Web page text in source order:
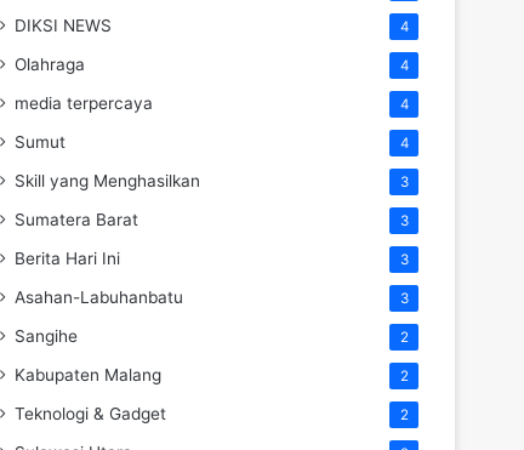
DIKSI NEWS 4
Olahraga 4
media terpercaya 4
Sumut 4
Skill yang Menghasilkan 3
Sumatera Barat 3
Berita Hari Ini 3
Asahan-Labuhanbatu 3
Sangihe 2
Kabupaten Malang 2
Teknologi & Gadget 2